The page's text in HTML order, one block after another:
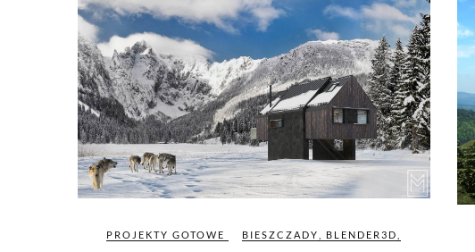
PROJEKTY GOTOWE BIESZCZADY BLENDER3D